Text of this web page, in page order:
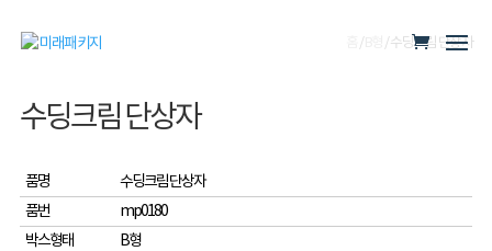
/ / 수딩크림 단상자
수딩크림 단상자
품명
수딩크림 단상자
품번
mp0180
박스형태
B형